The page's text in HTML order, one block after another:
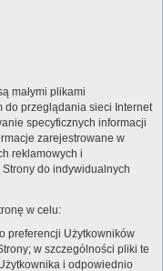
małymi plikami
do przeglądania sieci Internet
specyficznych informacji
zarejestrowane w
reklamowych i
do indywidualnych
w celu:
preferencji Użytkowników
w szczególności pliki te
i odpowiednio